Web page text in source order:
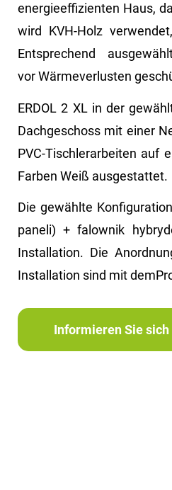
energieeffizienten Haus,
wird KVH-Holz
Entsprechend
vor Wärmeverlusten
ERDOL 2 XL in der
Dachgeschoss mit einer
PVC-Tischlerarbeiten auf
Farben Weiß ausgestattet.
Die gewählte
paneli) + falownik
Installation. Die
Installation sind mit
Informieren Sie